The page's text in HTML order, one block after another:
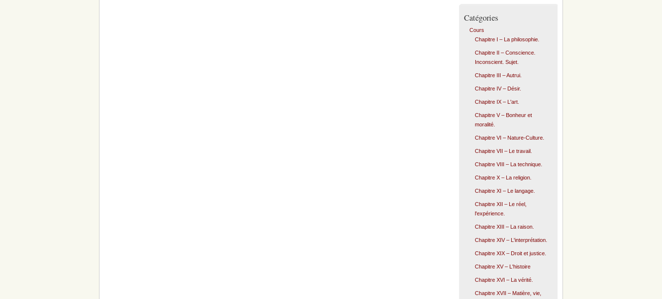
Catégories
Cours
Chapitre I – La philosophie.
Chapitre II – Conscience.
Inconscient. Sujet.
Chapitre III – Autrui.
Chapitre IV – Désir.
Chapitre IX – L'art.
Chapitre V – Bonheur et
moralité.
Chapitre VI – Nature-Culture.
Chapitre VII – Le travail.
Chapitre VIII – La technique.
Chapitre X – La religion.
Chapitre XI – Le langage.
Chapitre XII – Le réel,
l'expérience.
Chapitre XIII – La raison.
Chapitre XIV – L'interprétation.
Chapitre XIX – Droit et justice.
Chapitre XV – L'histoire
Chapitre XVI – La vérité.
Chapitre XVII – Matière, vie,